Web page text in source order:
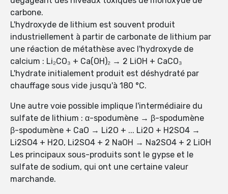
carbone.
L'hydroxyde de lithium est souvent produit
industriellement à partir de carbonate de lithium par
une réaction de métathèse avec l'hydroxyde de
calcium : Li₂CO₃ + Ca(OH)₂ → 2 LiOH + CaCO₃
L'hydrate initialement produit est déshydraté par
chauffage sous vide jusqu'à 180 °C.
Une autre voie possible implique l'intermédiaire du
sulfate de lithium : α-spodumène → β-spodumène
β-spodumène + CaO → Li2O + ... Li2O + H2SO4 →
Li2SO4 + H2O, Li2SO4 + 2 NaOH → Na2SO4 + 2 LiOH
Les principaux sous-produits sont le gypse et le
sulfate de sodium, qui ont une certaine valeur
marchande.